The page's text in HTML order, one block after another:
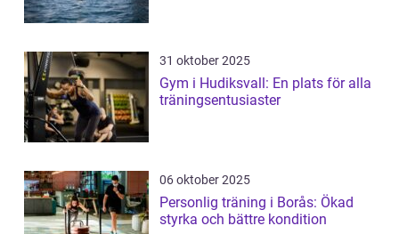
31 oktober 2025
Gym i Hudiksvall: En plats för alla
träningsentusiaster
06 oktober 2025
Personlig träning i Borås: Ökad
styrka och bättre kondition